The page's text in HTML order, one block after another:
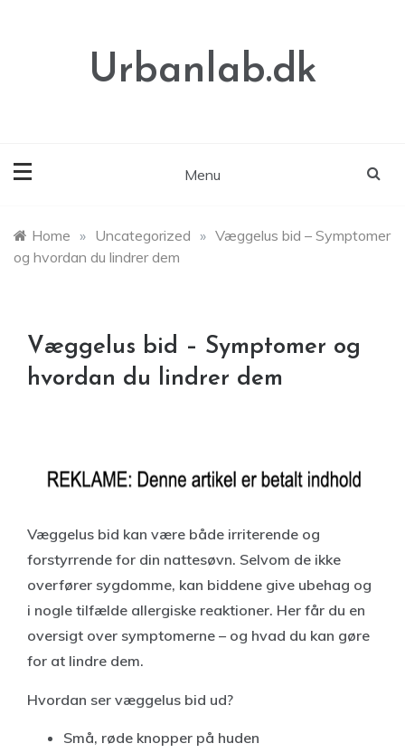
Urbanlab.dk
Menu
Home » Uncategorized » Væggelus bid – Symptomer
og hvordan du lindrer dem
Væggelus bid – Symptomer og
hvordan du lindrer dem
Væggelus bid kan være både irriterende og
forstyrrende for din nattesøvn. Selvom de ikke
overfører sygdomme, kan biddene give ubehag og
i nogle tilfælde allergiske reaktioner. Her får du en
oversigt over symptomerne – og hvad du kan gøre
for at lindre dem.
Hvordan ser væggelus bid ud?
Små, røde knopper på huden